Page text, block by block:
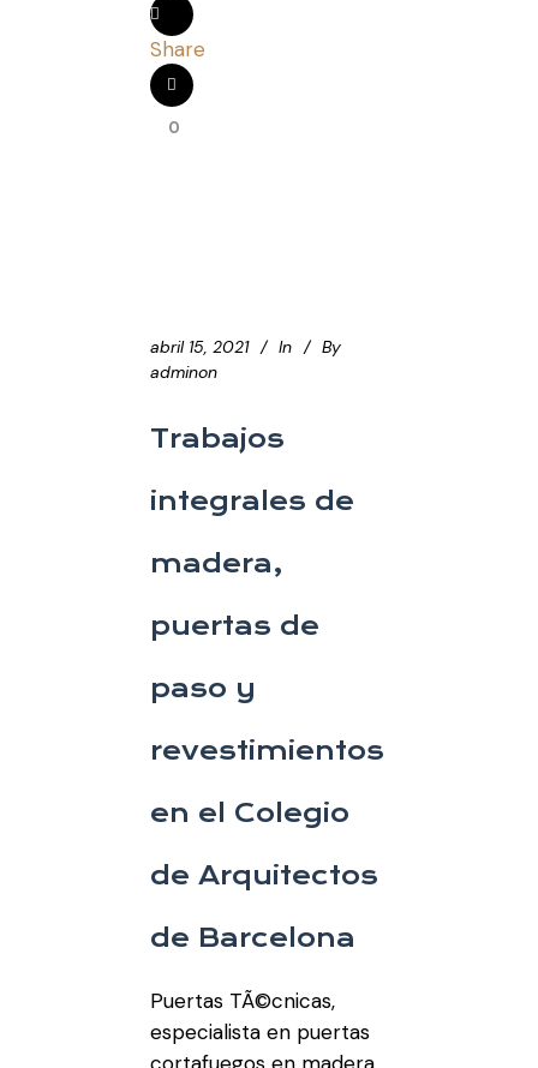
Share
0
abril 15, 2021 In
By
adminon
Trabajos
integrales de
madera,
puertas de
paso y
revestimientos
en el Colegio
de Arquitectos
de Barcelona
Puertas TÃ©cnicas,
especialista en puertas